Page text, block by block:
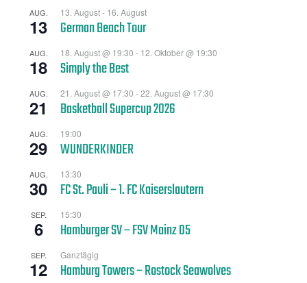
AUG.
13
13. August- 16. August
German Beach Tour
AUG.
18
18. August @ 19:30 - 12. Oktober @ 19:30
Simply the Best
AUG.
21
21. August @ 17:30 -22. August @ 17:30
Basketball Supercup 2026
AUG.
29
19:00
WUNDERKINDER
AUG.
30
13:30
FC St. Pauli – 1. FC Kaiserslautern
SEP.
6
15:30
Hamburger SV – FSV Mainz 05
SEP.
12
Ganztägig
Hamburg Towers – Rostock Seawolves